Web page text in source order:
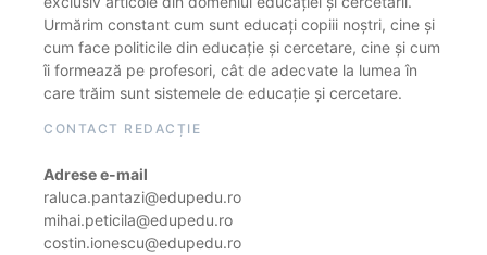
Urmărim constant cum sunt educați copiii noștri, cine și
cum face politicile din educație și cercetare, cine și cum
îi formează pe profesori, cât de adecvate la lumea în
care trăim sunt sistemele de educație și cercetare.
CONTACT REDACȚIE
Adrese e-mail
raluca.pantazi@edupedu.ro
mihai.peticila@edupedu.ro
costin.ionescu@edupedu.ro